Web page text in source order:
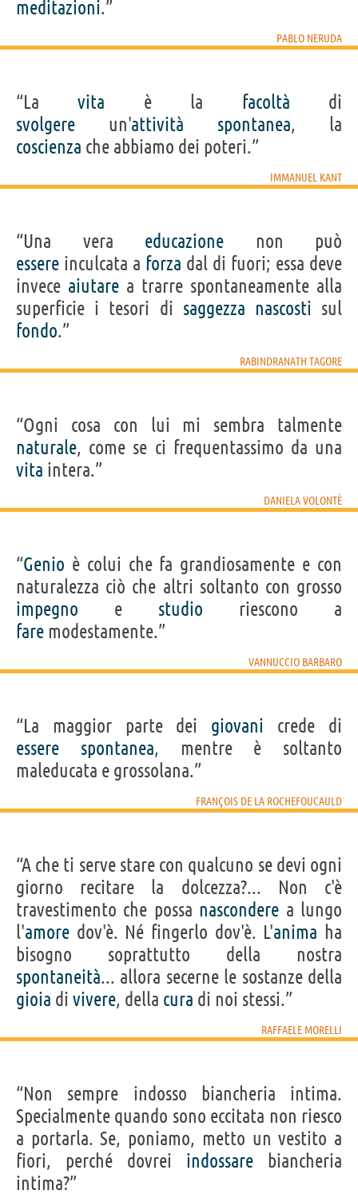
meditazioni.”
PABLO NERUDA
“Lavita è la facoltà di
svolgere un'attività spontanea, la
coscienza che abbiamo dei poteri.”
IMMANUEL KANT
“Una vera educazione non può
essere inculcata a forza dal di fuori; essa deve
invece aiutare a trarre spontaneamente alla
superficie i tesori di saggezza nascosti sul
fondo.”
RABINDRANATH TAGORE
“Ogni cosa con lui mi sembra talmente
naturale, come se ci frequentassimo da una
vita intera.”
DANIELA VOLONTÈ
“Genio è colui che fa grandiosamente e con
naturalezza ciò che altri soltanto con grosso
impegno e studio riescono a
fare modestamente.”
VANNUCCIO BARBARO
“La maggior parte dei giovani crede di
essere
spontanea, mentre è soltanto
maleducata e grossolana.”
FRANÇOIS DE LA ROCHEFOUCAULD
“A che ti serve stare con qualcuno se devi ogni
giorno recitare la dolcezza?... Non c'è
travestimento che possa nascondere a lungo
l'amore dov'è. Né fingerlo dov'è. L'anima ha
bisogno soprattutto della nostra
spontaneità... allora secerne le sostanze della
gioia di vivere, della cura di noi stessi.”
RAFFAELE MORELLI
“Non sempre indosso biancheria intima.
Specialmente quando sono eccitata non riesco
a portarla. Se, poniamo, metto un vestito a
fiori, perché dovrei indossare biancheria
intima?”